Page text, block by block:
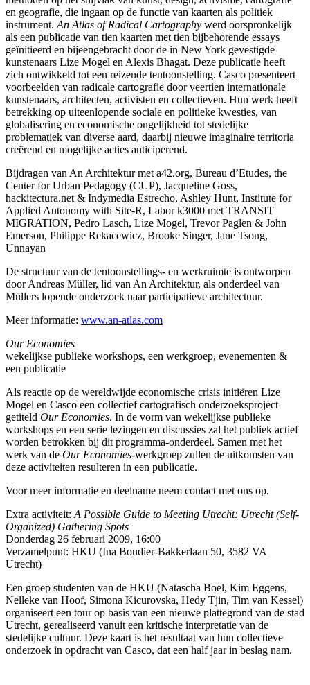
en geografie, die ingaan op de functie van kaarten als politiek
instrument. An Atlas of Radical Cartography werd oorspronkelijk
als een publicatie van tien kaarten met tien bijbehorende essays
geïnitieerd en bijeengebracht door de in New York gevestigde
kunstenaars Lize Mogel en Alexis Bhagat. Deze publicatie heeft
zich ontwikkeld tot een reizende tentoonstelling. Casco presenteert
voorbeelden van radicale cartografie door veertien internationale
kunstenaars, architecten, activisten en collectieven. Hun werk heeft
betrekking op uiteenlopende sociale en politieke kwesties, van
globalisering en economische ongelijkheid tot stedelijke
problematiek van diverse aard, daarbij nieuwe imaginaire territoria
creërend en mogelijke acties anticiperend.
Bijdragen van An Architektur met a42.org, Bureau d’Etudes, the
Center for Urban Pedagogy (CUP), Jacqueline Goss,
hackitectura.net & Indymedia Estrecho, Ashley Hunt, Institute for
Applied Autonomy with Site-R, Labor k3000 met TRANSIT
MIGRATION, Pedro Lasch, Lize Mogel, Trevor Paglen & John
Emerson, Philippe Rekacewicz, Brooke Singer, Jane Tsong,
Unnayan
De structuur van de tentoonstellings- en werkruimte is ontworpen
door Andreas Müller, lid van An Architektur, als onderdeel van
Müllers lopende onderzoek naar participatieve architectuur.
Meer informatie: www.an-atlas.com
Our Economies
wekelijkse publieke workshops, een werkgroep, evenementen &
een publicatie
Als reactie op de wereldwijde economische crisis initiëren Lize
Mogel en Casco een collectief cartografisch onderzoeksproject
getiteld Our Economies. In de vorm van wekelijkse publieke
workshops en een serie lezingen en discussies zal het publiek actief
worden betrokken bij dit programma-onderdeel. Samen met het
werk van de Our Economies-werkgroep zullen de uitkomsten van
deze activiteiten resulteren in een publicatie.
Voor meer informatie en deelname neem contact met ons op.
Extra activiteit: A Possible Guide to Meeting Utrecht: Utrecht (Self-
Organized) Gathering Spots
Donderdag 26 februari 2009, 16:00
Verzamelpunt: HKU (Ina Boudier-Bakkerlaan 50, 3582 VA
Utrecht)
Een groep studenten van de HKU (Natascha Boel, Kim Eggens,
Nelleke van Hoof, Simona Kicurovska, Hedy Tjin, Tim van Kessel)
organiseert een tour op basis van een nieuwe plattegrond van de stad
Utrecht, gerealiseerd vanuit een kritische interpretatie van de
stedelijke cultuur. Deze kaart is het resultaat van hun collectieve
onderzoek in opdracht van Casco, dat een half jaar in beslag nam.